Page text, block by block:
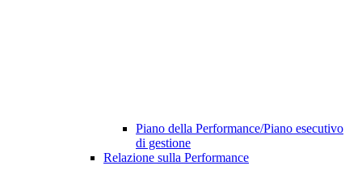
Piano della Performance/Piano esecutivo
di gestione
Relazione sulla Performance